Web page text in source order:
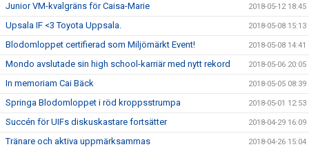
Junior VM-kvalgräns för Caisa-Marie 2018-05-12 18:45
Upsala IF <3 Toyota Uppsala. 2018-05-08 15:13
Blodomloppet certifierad som Miljömärkt Event! 2018-05-08 14:41
Mondo avslutade sin high school-karriär med nytt rekord 2018-05-06 20:05
In memoriam Cai Bäck 2018-05-05 08:39
Springa Blodomloppet i röd kroppsstrumpa 2018-05-01 12:53
Succén för UIFs diskuskastare fortsätter 2018-04-29 16:09
Tränare och aktiva uppmärksammas 2018-04-26 15:04